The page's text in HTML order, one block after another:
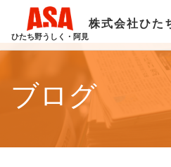
ひたち野うしく・阿見
株式会社ひた
ブログ